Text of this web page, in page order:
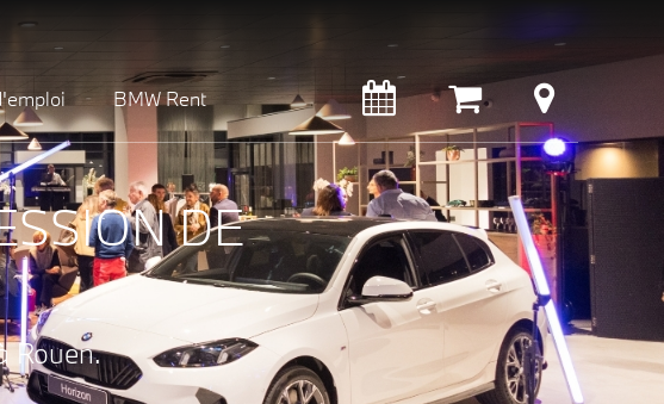
BMW Rent
DE
Rouen.